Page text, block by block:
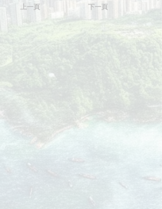
上一頁 下一頁